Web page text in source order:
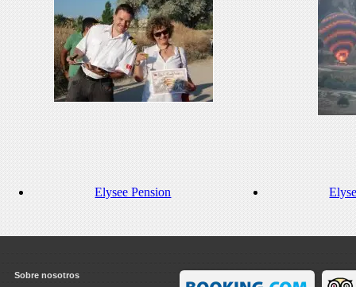
Elysee Pension
Sobre nosotros